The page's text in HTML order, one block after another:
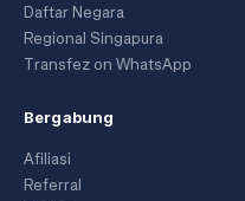
Daftar Negara
Regional Singapura
Transfez on WhatsApp
Bergabung
Afiliasi
Referral